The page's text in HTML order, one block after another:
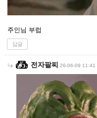
주인님 부럽
답글
전자팔찌 26-06-09 11:41